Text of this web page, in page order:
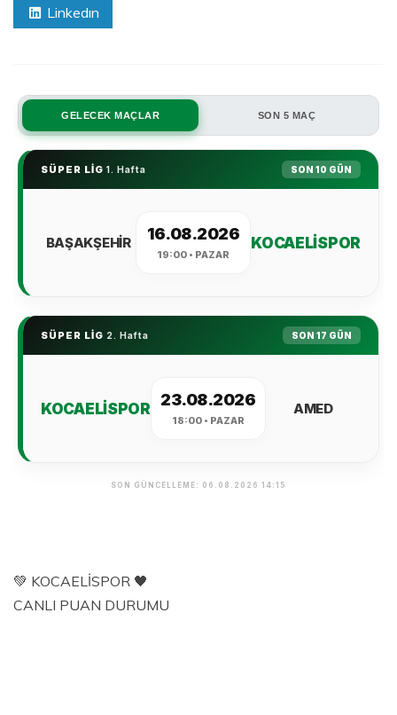
Linkedın
💚 KOCAELİSPOR 🖤
CANLI PUAN DURUMU